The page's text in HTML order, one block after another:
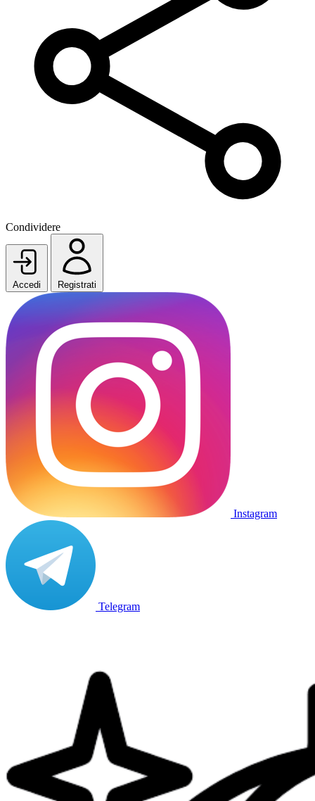
Condividere
Accedi Registrati
Instagram
Telegram